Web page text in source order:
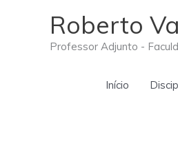
Roberto
Professor Adjunto -
Início